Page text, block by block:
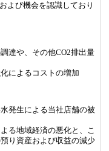
よび機会を認識しており
達や、その他CO2排出量
によるコストの増加
発生による当社店舗の被
る地域経済の悪化と、こ
り資産および収益の減少